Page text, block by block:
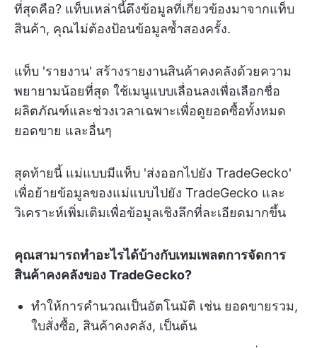
ที่สุดคือ? แท็บเหล่านี้ดึงข้อมูลที่เกี่ยวข้องมาจากแท็บ
สินค้า, คุณไม่ต้องป้อนข้อมูลซ้ำสองครั้ง.
แท็บ 'รายงาน' สร้างรายงานสินค้าคงคลังด้วยความ
พยายามน้อยที่สุด ใช้เมนูแบบเลื่อนลงเพื่อเลือกชื่อ
ผลิตภัณฑ์และช่วงเวลาเฉพาะเพื่อดูยอดซื้อทั้งหมด
ยอดขาย และอื่นๆ
สุดท้ายนี้ แม่แบบมีแท็บ 'ส่งออกไปยัง TradeGecko'
เพื่อย้ายข้อมูลของแม่แบบไปยัง TradeGecko และ
วิเคราะห์เพิ่มเติมเพื่อข้อมูลเชิงลึกที่ละเอียดมากขึ้น
คุณสามารถทำอะไรได้บ้างกับเทมเพลตการจัดการ
สินค้าคงคลังของ TradeGecko?
ทำให้การคำนวณเป็นอัตโนมัติ เช่น ยอดขายรวม,
ใบสั่งซื้อ, สินค้าคงคลัง, เป็นต้น